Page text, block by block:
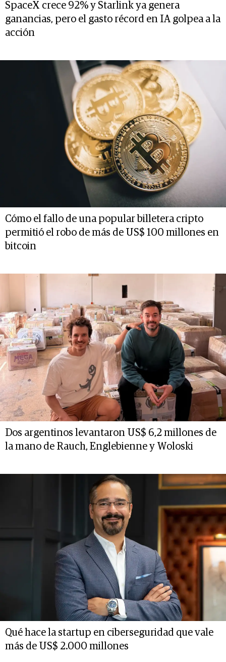
SpaceX crece 92% y Starlink ya genera
ganancias, pero el gasto récord en IA golpea a la
acción
Cómo el fallo de una popular billetera cripto
permitió el robo de más de US$ 100 millones en
bitcoin
Dos argentinos levantaron US$ 6,2 millones de
la mano de Rauch, Englebienne y Woloski
Qué hace la startup en ciberseguridad que vale
más de US$ 2.000 millones